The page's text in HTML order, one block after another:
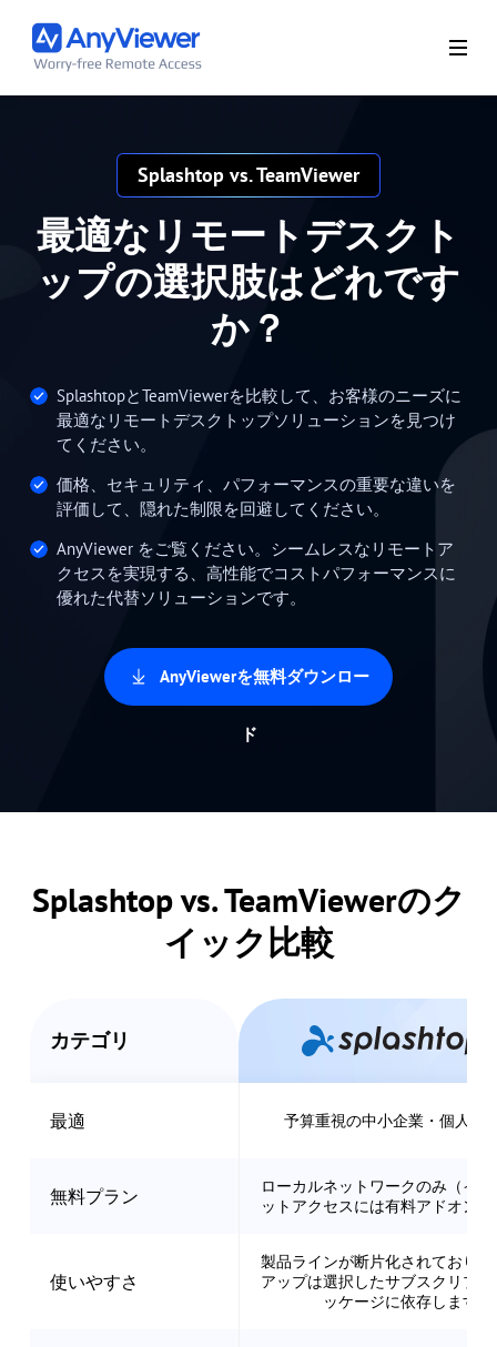
Splashtop vs. TeamViewer
最適なリモートデスクト
ップの選択肢はどれです
か？
SplashtopとTeamViewerを比較して、お客様のニーズに
最適なリモートデスクトップソリューションを見つけ
てください。
価格、セキュリティ、パフォーマンスの重要な違いを
評価して、隠れた制限を回避してください。
AnyViewer をご覧ください。シームレスなリモートア
クセスを実現する、高性能でコストパフォーマンスに
優れた代替ソリューションです。
AnyViewerを無料ダウンロー
ド
Splashtop vs. TeamViewerのク
イック比較
カテゴリ
最適 予算重視の中小企業・個人事
無料プラン
ローカルネットワークのみ（イ
ットアクセスには有料アドオン
使いやすさ
製品ラインが断片化されており
アップは選択したサブスクリプ
ッケージに依存します